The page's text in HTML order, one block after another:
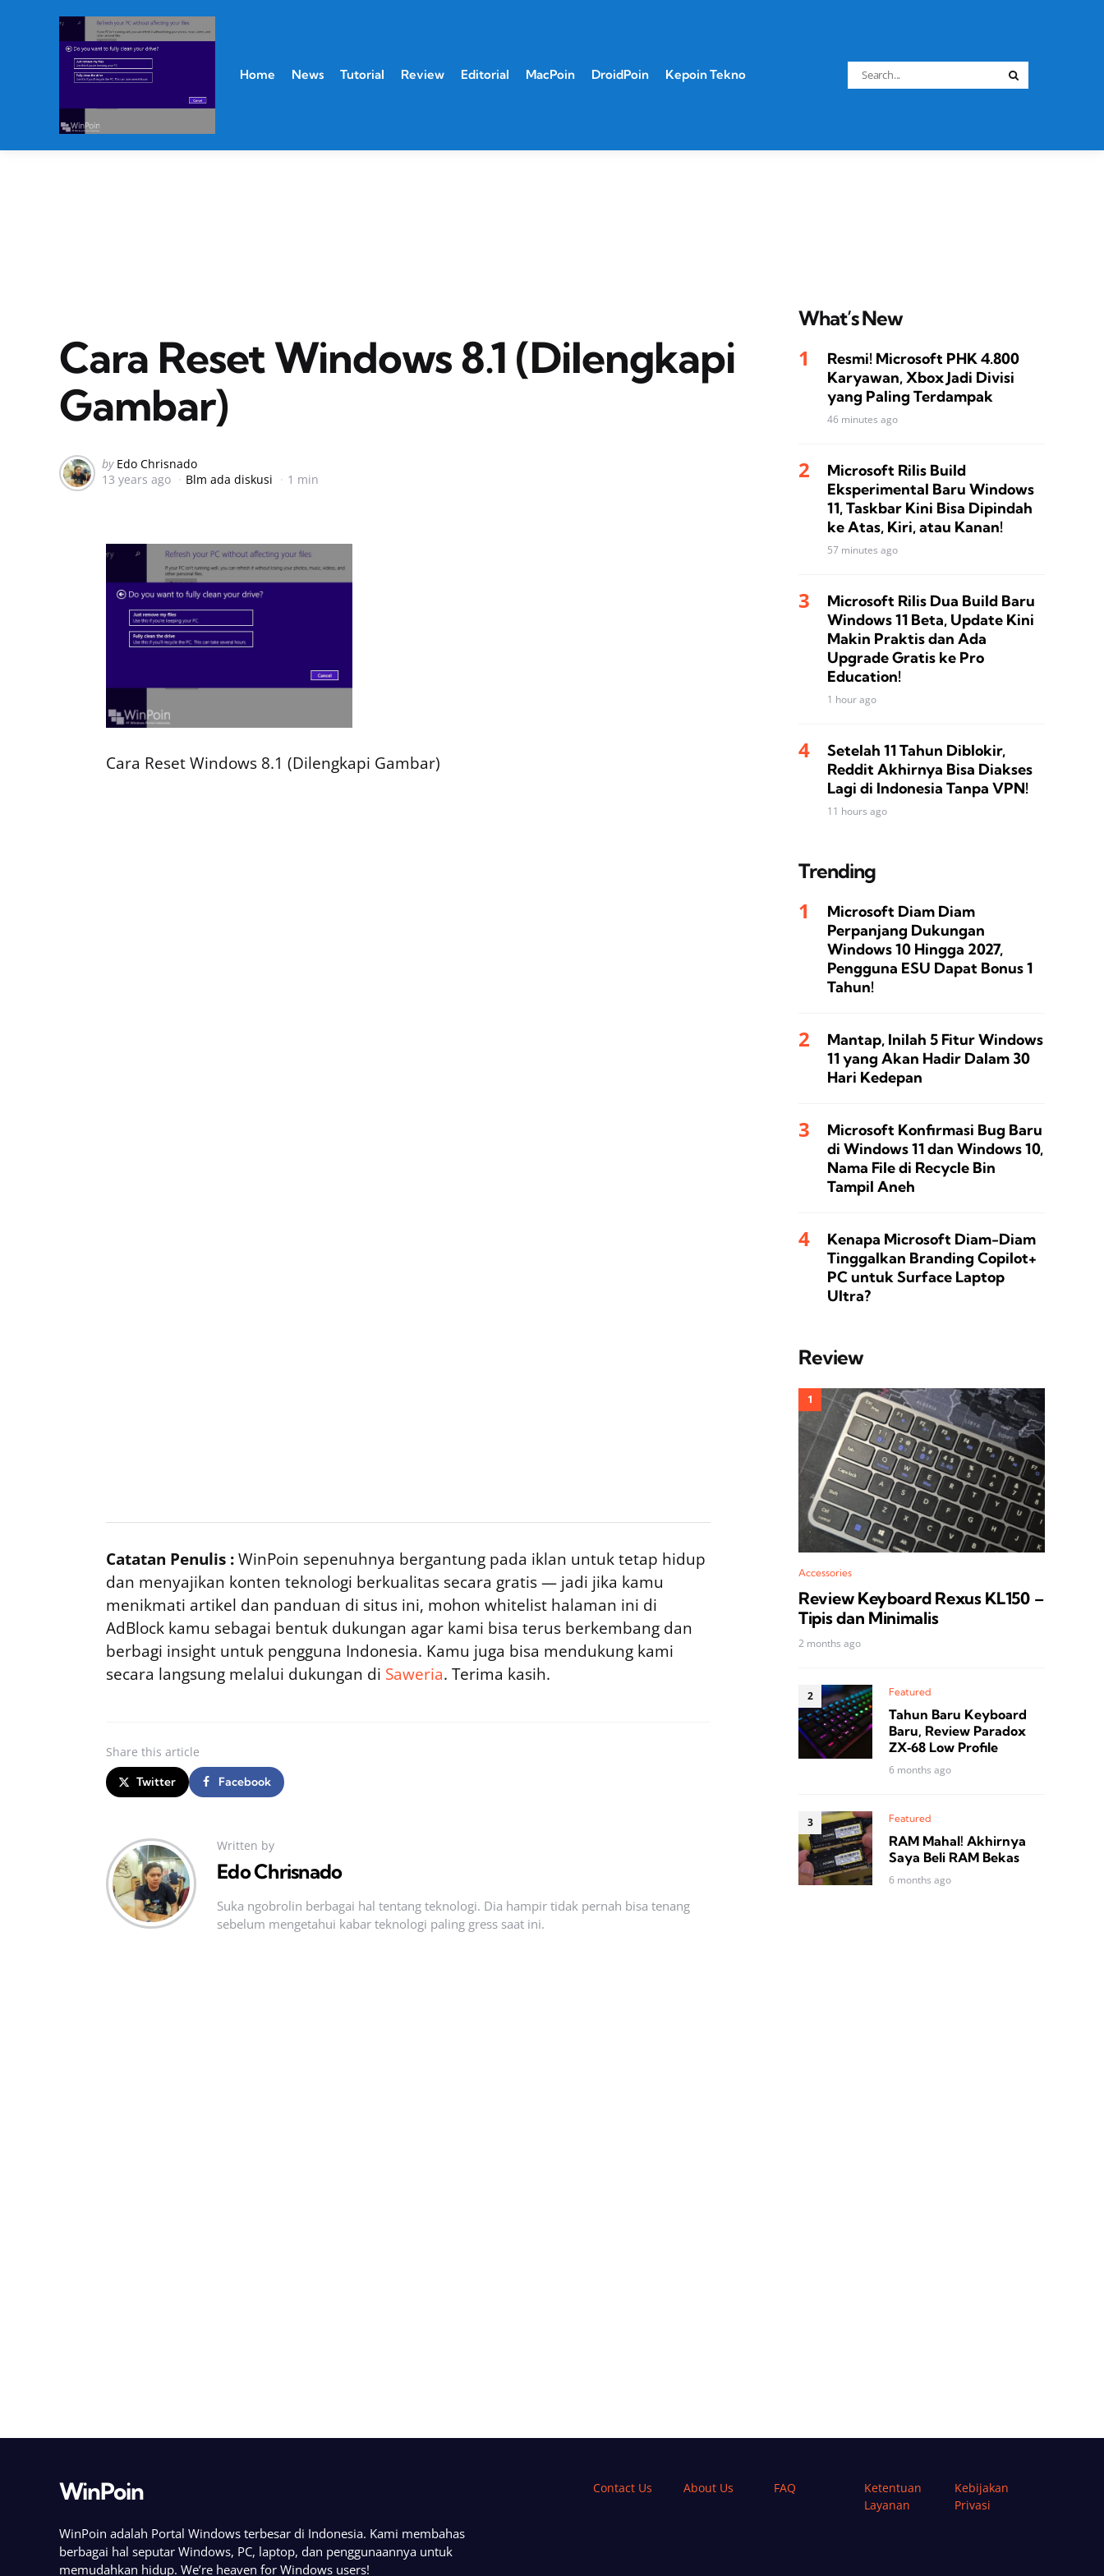
Home News Tutorial Review Editorial MacPoin DroidPoin Kepoin Tekno
Search
for:
Cara Reset Windows 8.1 (Dilengkapi
Gambar)
Posted
by
by Edo Chrisnado
13 years ago
Blm ada diskusi 1 min
Cara Reset Windows 8.1 (Dilengkapi Gambar)
Catatan Penulis :WinPoin sepenuhnya bergantung pada iklan untuk tetap hidup
dan menyajikan konten teknologi berkualitas secara gratis — jadi jika kamu
menikmati artikel dan panduan di situs ini, mohon whitelist halaman ini di
AdBlock kamu sebagai bentuk dukungan agar kami bisa terus berkembang dan
berbagi insight untuk pengguna Indonesia. Kamu juga bisa mendukung kami
secara langsung melalui dukungan di Saweria. Terima kasih.
Share this article
Twitter Facebook
Written by
Edo Chrisnado
Suka ngobrolin berbagai hal tentang teknologi. Dia hampir tidak pernah bisa tenang
sebelum mengetahui kabar teknologi paling gress saat ini.
What’s New
Resmi! Microsoft PHK 4.800
Karyawan, Xbox Jadi Divisi
yang Paling Terdampak
46 minutes ago
Microsoft Rilis Build
Eksperimental Baru Windows
11, Taskbar Kini Bisa Dipindah
ke Atas, Kiri, atau Kanan!
57 minutes ago
Microsoft Rilis Dua Build Baru
Windows 11 Beta, Update Kini
Makin Praktis dan Ada
Upgrade Gratis ke Pro
Education!
1 hour ago
Setelah 11 Tahun Diblokir,
Reddit Akhirnya Bisa Diakses
Lagi di Indonesia Tanpa VPN!
11 hours ago
Trending
Microsoft Diam Diam
Perpanjang Dukungan
Windows 10 Hingga 2027,
Pengguna ESU Dapat Bonus 1
Tahun!
Mantap, Inilah 5 Fitur Windows
11 yang Akan Hadir Dalam 30
Hari Kedepan
Microsoft Konfirmasi Bug Baru
di Windows 11 dan Windows 10,
Nama File di Recycle Bin
Tampil Aneh
Kenapa Microsoft Diam-Diam
Tinggalkan Branding Copilot+
PC untuk Surface Laptop
Ultra?
Review
Accessories
Review Keyboard Rexus KL150 –
Tipis dan Minimalis
2 months ago
Featured
Tahun Baru Keyboard
Baru, Review Paradox
ZX‑68 Low Profile
6 months ago
Featured
RAM Mahal! Akhirnya
Saya Beli RAM Bekas
6 months ago
WinPoin
WinPoin adalah Portal Windows terbesar di Indonesia. Kami membahas
berbagai hal seputar Windows, PC, laptop, dan penggunaannya untuk
memudahkan hidup. We’re heaven for Windows users!
Contact Us About Us FAQ
Ketentuan
Layanan
Kebijakan
Privasi